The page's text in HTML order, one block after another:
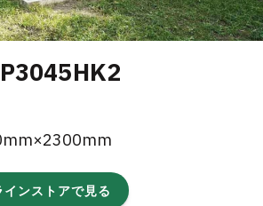
ンストアで見る